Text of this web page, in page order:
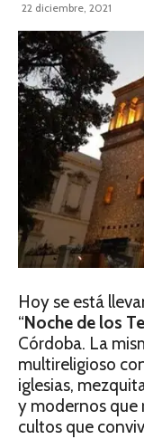
22 diciembre, 2021
Hoy se está
“Noche de los
Córdoba. La
multireligioso
iglesias,
y modernos que
cultos que